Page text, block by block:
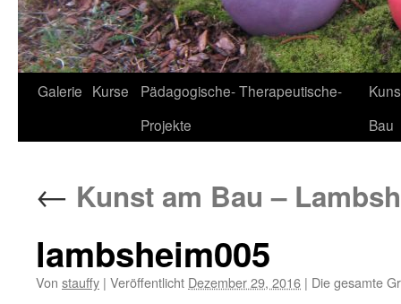
Zum
Galerie Kurse
Pädagogische- Therapeutische-
Projekte
Bau
← Kunst am Bau –
lambsheim005
Von stauffy | Veröffentlicht Dezember 29, 2016 | Die gesamte